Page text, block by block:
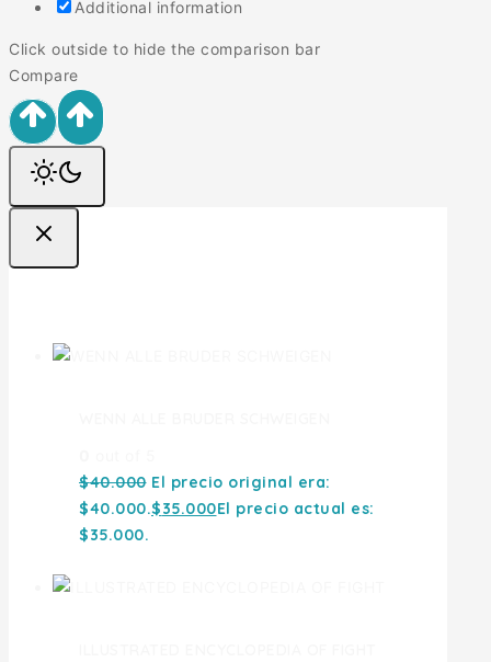
Additional information
Click outside to hide the comparison bar
Compare
$40.000 El precio original era:
$40.000.$35.000El precio actual es:
$35.000.